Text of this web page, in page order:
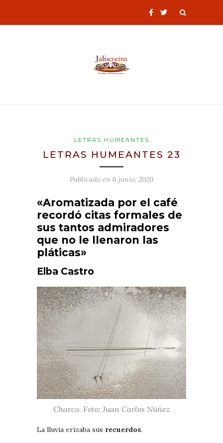
LETRAS HUMEANTES
LETRAS HUMEANTES 23
Publicado en 6 junio, 2020
«Aromatizada por el café
recordó citas formales de
sus tantos admiradores
que no le llenaron las
pláticas»
Elba Castro
Charco. Foto: Juan Carlos Núñez
La lluvia erizaba sus recuerdos.